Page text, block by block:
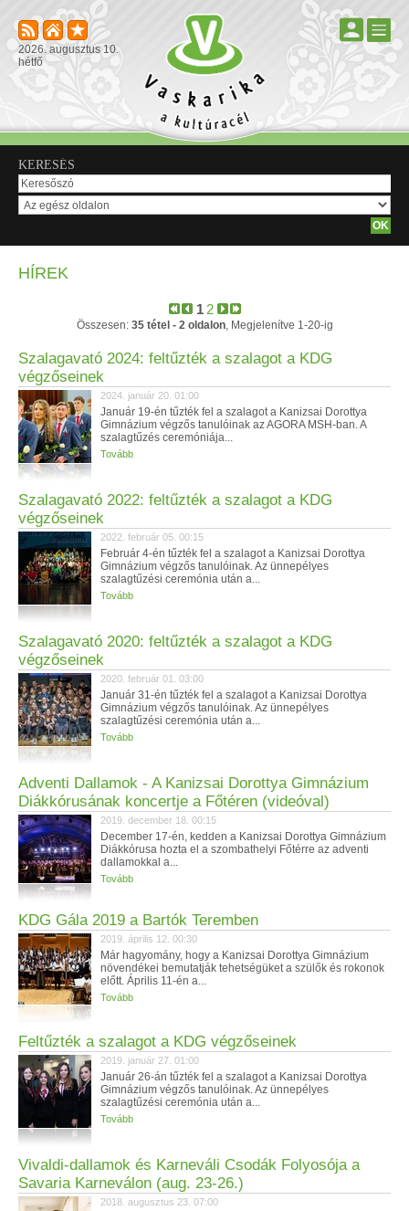
2026. augusztus 10.
hétfő
KERESÉS
HÍREK
1 2
Összesen: 35 tétel - 2 oldalon, Megjelenítve 1-20-ig
Szalagavató 2024: feltűzték a szalagot a KDG
végzőseinek
2024. január 20. 01:00
Január 19-én tűzték fel a szalagot a Kanizsai Dorottya
Gimnázium végzős tanulóinak az AGORA MSH-ban. A
szalagtűzés ceremóniája...
Tovább
Szalagavató 2022: feltűzték a szalagot a KDG
végzőseinek
2022. február 05. 00:15
Február 4-én tűzték fel a szalagot a Kanizsai Dorottya
Gimnázium végzős tanulóinak. Az ünnepélyes
szalagtűzési ceremónia után a...
Tovább
Szalagavató 2020: feltűzték a szalagot a KDG
végzőseinek
2020. február 01. 03:00
Január 31-én tűzték fel a szalagot a Kanizsai Dorottya
Gimnázium végzős tanulóinak. Az ünnepélyes
szalagtűzési ceremónia után a...
Tovább
Adventi Dallamok - A Kanizsai Dorottya Gimnázium
Diákkórusának koncertje a Főtéren (videóval)
2019. december 18. 00:15
December 17-én, kedden a Kanizsai Dorottya Gimnázium
Diákkórusa hozta el a szombathelyi Főtérre az adventi
dallamokkal a...
Tovább
KDG Gála 2019 a Bartók Teremben
2019. április 12. 00:30
Már hagyomány, hogy a Kanizsai Dorottya Gimnázium
növendékei bemutatják tehetségüket a szülők és rokonok
előtt. Április 11-én a...
Tovább
Feltűzték a szalagot a KDG végzőseinek
2019. január 27. 01:00
Január 26-án tűzték fel a szalagot a Kanizsai Dorottya
Gimnázium végzős tanulóinak. Az ünnepélyes
szalagtűzési ceremónia után a...
Tovább
Vivaldi-dallamok és Karneváli Csodák Folyosója a
Savaria Karneválon (aug. 23-26.)
2018. augusztus 23. 07:00